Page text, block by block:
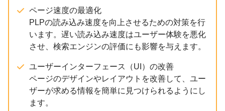
ページ速度の最適化
PLPの読み込み速度を向上させるための対策を行
います。遅い読み込み速度はユーザー体験を悪化
させ、検索エンジンの評価にも影響を与えます。
ユーザーインターフェース（UI）の改善
ページのデザインやレイアウトを改善して、ユー
ザーが求める情報を簡単に見つけられるようにし
ます。